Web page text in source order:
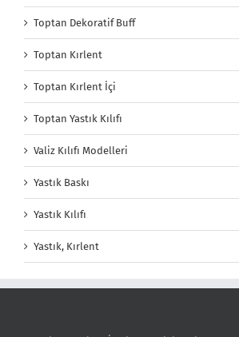
Toptan Dekoratif Buff
Toptan Kırlent
Toptan Kırlent İçi
Toptan Yastık Kılıfı
Valiz Kılıfı Modelleri
Yastık Baskı
Yastık Kılıfı
Yastık, Kırlent